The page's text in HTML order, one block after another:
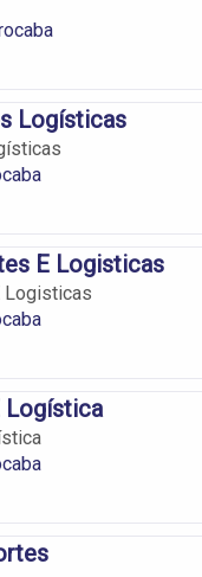
Logísticas
E Logisticas
Logisticas
Logística